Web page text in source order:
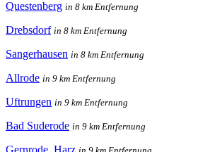
Questenberg in 8 km Entfernung
Drebsdorf in 8 km Entfernung
Sangerhausen in 8 km Entfernung
Allrode in 9 km Entfernung
Uftrungen in 9 km Entfernung
Bad Suderode in 9 km Entfernung
Gernrode, Harz